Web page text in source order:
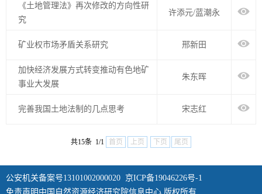
《土地管理法》再次修改的方向性研
究
许添元/蓝潮永
矿业权市场矛盾关系研究 邢新田
加快经济发展方式转变推动有色地矿
事业大发展
朱东晖
完善我国土地法制的几点思考 宋志红
共15条 1/1 首页 上页 下页 尾页
公安机关备案号13101002000020 京ICP备19046226号-1
免责声明中国自然资源经济研究院信息中心 版权所有